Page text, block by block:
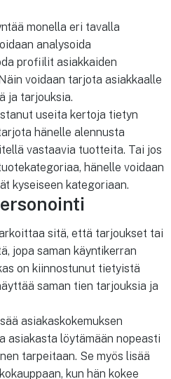
monella eri tavalla
analysoida
profiilit asiakkaiden
voidaan tarjota asiakkaalle
ja tarjouksia.
useita kertoja tietyn
hänelle alennusta
vastaavia tuotteita. Tai jos
hänelle voidaan
kyseiseen kategoriaan.
sitä, että tarjoukset tai
jopa saman käyntikerran
on kiinnostunut tietyistä
saman tien tarjouksia ja
asiakaskokemuksen
asiakasta löytämään nopeasti
tarpeitaan. Se myös lisää
kun hän kokee